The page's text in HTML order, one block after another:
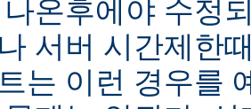
온후에야 수정
서버 시간제한
는 이런 경우를